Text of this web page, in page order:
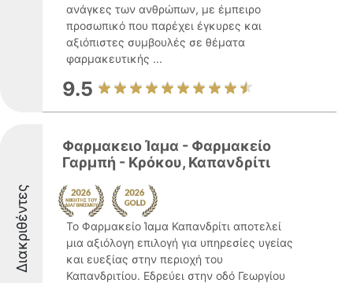
ανάγκες των ανθρώπων, με έμπειρο
προσωπικό που παρέχει έγκυρες και
αξιόπιστες συμβουλές σε θέματα
φαρμακευτικής ...
9.5
Διακριθέντες
Φαρμακειο Ίαμα - Φαρμακείο
Γαρμπή - Κρόκου, Καπανδρίτι
Το Φαρμακείο Ίαμα Καπανδρίτι αποτελεί
μια αξιόλογη επιλογή για υπηρεσίες υγείας
και ευεξίας στην περιοχή του
Καπανδριτίου. Εδρεύει στην οδό Γεωργίου